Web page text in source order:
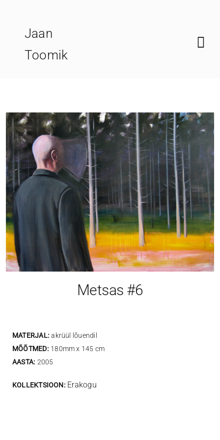
Jaan
Toomik
Metsas #6
MATERJAL: akrüül lõuendil
MÕÕTMED: 180mm x 145 cm
AASTA: 2005
KOLLEKTSIOON:Erakogu